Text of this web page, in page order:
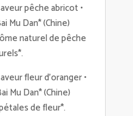
pêche abricot •
Mu Dan* (Chine)
naturel de pêche
fleur d'oranger •
Mu Dan* (Chine)
de fleur*.